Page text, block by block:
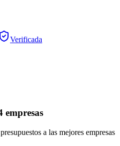
Verificada
empresas
a las mejores empresas